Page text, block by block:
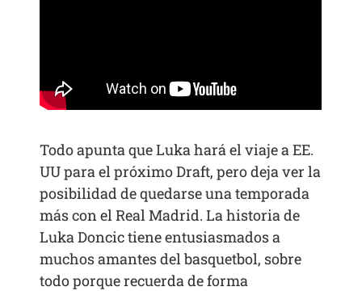
Todo apunta que Luka hará el viaje a EE.
UU para el próximo Draft, pero deja ver la
posibilidad de quedarse una temporada
más con el Real Madrid. La historia de
Luka Doncic tiene entusiasmados a
muchos amantes del basquetbol, sobre
todo porque recuerda de forma